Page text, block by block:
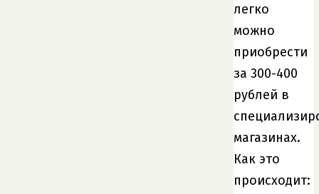
легко
можно
приобрести
за 300-400
рублей в
магазинах.
Как это
происходит: